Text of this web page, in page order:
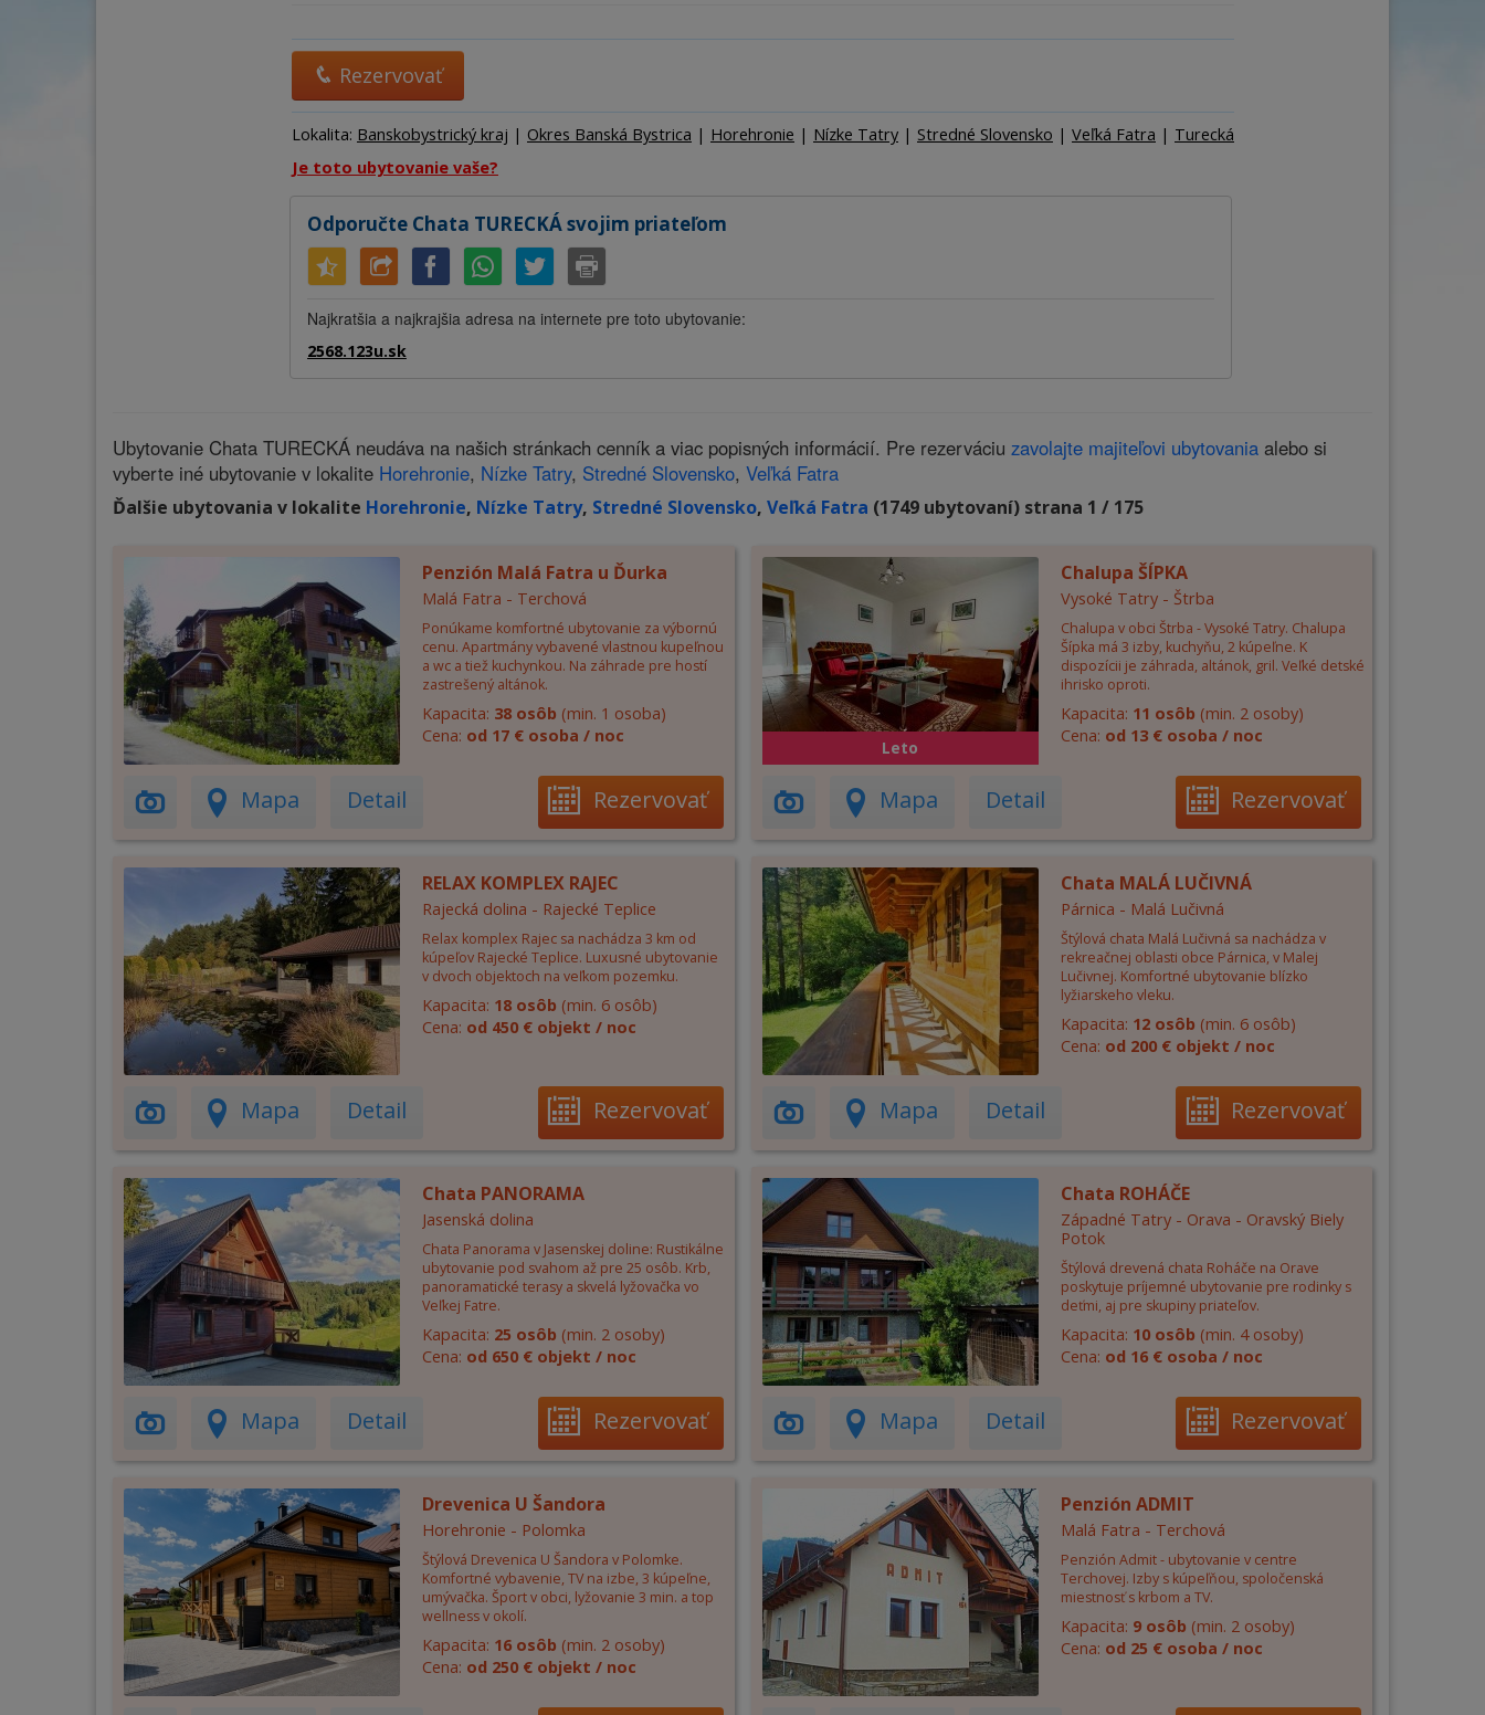
Hotel
Rezervovať
Lokalita: Banskobystrický kraj | Okres Banská Bystrica | Horehronie | Nízke Tatry | Stredné Slovensko | Veľká Fatra | Turecká
Je toto ubytovanie vaše?
Odporučte Chata TURECKÁ svojim priateľom
Najkratšia a najkrajšia adresa na internete pre toto ubytovanie:
2568.123u.sk
Ubytovanie Chata TURECKÁ neudáva na našich stránkach cenník a viac popisných informácií. Pre rezerváciu zavolajte majiteľovi ubytovania alebo si
vyberte iné ubytovanie v lokalite Horehronie, Nízke Tatry, Stredné Slovensko, Veľká Fatra
Ďalšie ubytovania v lokalite Horehronie, Nízke Tatry, Stredné Slovensko, Veľká Fatra (1749 ubytovaní) strana 1 / 175
Penzión Malá Fatra u Ďurka
Malá Fatra - Terchová
Ponúkame komfortné ubytovanie za výbornú
cenu. Apartmány vybavené vlastnou kupeľnou
a wc a tiež kuchynkou. Na záhrade pre hostí
zastrešený altánok.
Kapacita: 38 osôb (min. 1 osoba)
Cena: od 17 € osoba / noc
Mapa Detail Rezervovať
Leto
Chalupa ŠÍPKA
Vysoké Tatry - Štrba
Chalupa v obci Štrba - Vysoké Tatry. Chalupa
Šípka má 3 izby, kuchyňu, 2 kúpeľne. K
dispozícii je záhrada, altánok, gril. Veľké detské
ihrisko oproti.
Kapacita: 11 osôb (min. 2 osoby)
Cena: od 13 € osoba / noc
Mapa Detail Rezervovať
RELAX KOMPLEX RAJEC
Rajecká dolina - Rajecké Teplice
Relax komplex Rajec sa nachádza 3 km od
kúpeľov Rajecké Teplice. Luxusné ubytovanie
v dvoch objektoch na veľkom pozemku.
Kapacita: 18 osôb (min. 6 osôb)
Cena: od 450 € objekt / noc
Mapa Detail Rezervovať
Chata MALÁ LUČIVNÁ
Párnica - Malá Lučivná
Štýlová chata Malá Lučivná sa nachádza v
rekreačnej oblasti obce Párnica, v Malej
Lučivnej. Komfortné ubytovanie blízko
lyžiarskeho vleku.
Kapacita: 12 osôb (min. 6 osôb)
Cena: od 200 € objekt / noc
Mapa Detail Rezervovať
Chata PANORAMA
Jasenská dolina
Chata Panorama v Jasenskej doline: Rustikálne
ubytovanie pod svahom až pre 25 osôb. Krb,
panoramatické terasy a skvelá lyžovačka vo
Veľkej Fatre.
Kapacita: 25 osôb (min. 2 osoby)
Cena: od 650 € objekt / noc
Mapa Detail Rezervovať
Chata ROHÁČE
Západné Tatry - Orava - Oravský Biely
Potok
Štýlová drevená chata Roháče na Orave
poskytuje príjemné ubytovanie pre rodinky s
deťmi, aj pre skupiny priateľov.
Kapacita: 10 osôb (min. 4 osoby)
Cena: od 16 € osoba / noc
Mapa Detail Rezervovať
Drevenica U Šandora
Horehronie - Polomka
Štýlová Drevenica U Šandora v Polomke.
Komfortné vybavenie, TV na izbe, 3 kúpeľne,
umývačka. Šport v obci, lyžovanie 3 min. a top
wellness v okolí.
Kapacita: 16 osôb (min. 2 osoby)
Cena: od 250 € objekt / noc
Penzión ADMIT
Malá Fatra - Terchová
Penzión Admit - ubytovanie v centre
Terchovej. Izby s kúpeľňou, spoločenská
miestnosť s krbom a TV.
Kapacita: 9 osôb (min. 2 osoby)
Cena: od 25 € osoba / noc